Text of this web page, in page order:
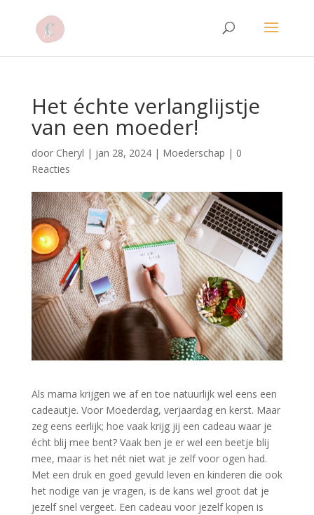
Het échte verlanglijstje
van een moeder!
door Cheryl | jan 28, 2024| Moederschap | 0
Reacties
Als mama krijgen we af en toe natuurlijk wel eens een
cadeautje. Voor Moederdag, verjaardag en kerst. Maar
zeg eens eerlijk; hoe vaak krijg jij een cadeau waar je
écht blij mee bent? Vaak ben je er wel een beetje blij
mee, maar is het nét niet wat je zelf voor ogen had.
Met een druk en goed gevuld leven en kinderen die ook
het nodige van je vragen, is de kans wel groot dat je
jezelf snel vergeet. Een cadeau voor jezelf kopen is